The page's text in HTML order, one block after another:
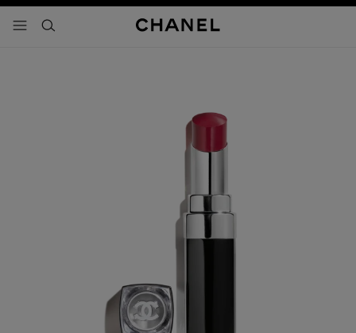
- navegación principal
buscar